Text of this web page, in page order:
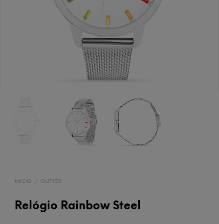
INÍCIO / OUTROS
Relógio Rainbow Steel